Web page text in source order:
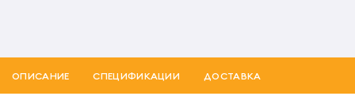
ОПИСАНИЕ СПЕЦИФИКАЦИИ ДОСТАВКА